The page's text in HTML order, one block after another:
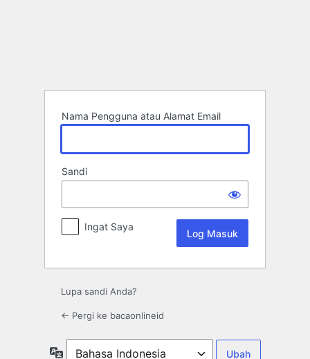
Nama Pengguna atau Alamat Email
Sandi
Ingat Saya
Lupa sandi Anda?
← Pergi ke bacaonlineid
Bahasa